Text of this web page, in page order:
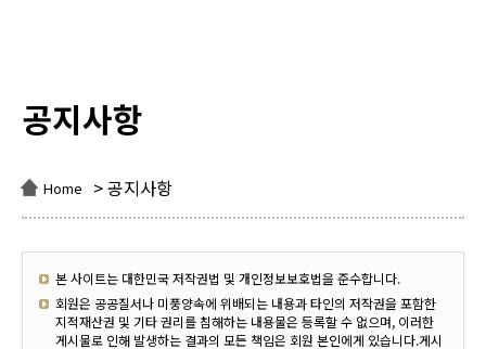
공지사항
Home > 공지사항
본 사이트는 대한민국 저작권법 및 개인정보보호법을 준수합니다.
회원은 공공질서나 미풍양속에 위배되는 내용과 타인의 저작권을 포함한
지적재산권 및 기타 권리를 침해하는 내용물은 등록할 수 없으며, 이러한
게시물로 인해 발생하는 결과의 모든 책임은 회원 본인에게 있습니다.게시